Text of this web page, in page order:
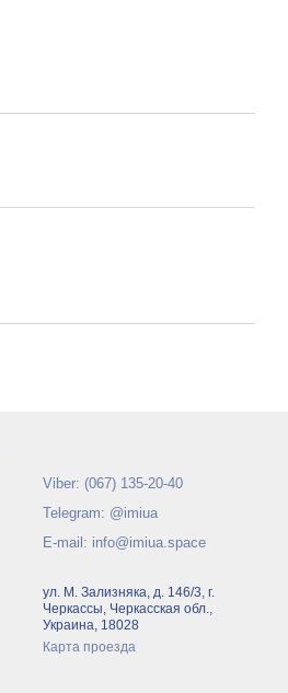
Viber: (067) 135-20-40
Telegram: @imiua
E-mail: info@imiua.space
ул. М. Зализняка, д. 146/3, г.
Черкассы, Черкасская обл.,
Украина, 18028
Карта проезда